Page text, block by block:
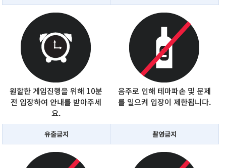
원할한 게임진행을 위해 10분
전 입장하여 안내를 받아주세
요.
음주로 인해 테마파손 및 문제
를 일으켜 입장이 제한됩니다.
유출금지 촬영금지